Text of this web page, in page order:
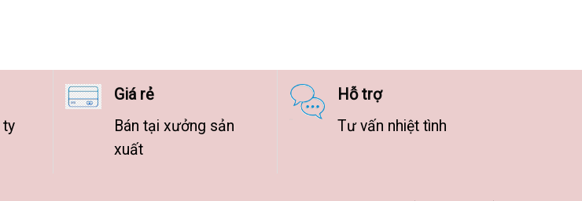
ty
Giá rẻ
Bán tại xưởng sản
xuất
Hỗ trợ
Tư vấn nhiệt tình